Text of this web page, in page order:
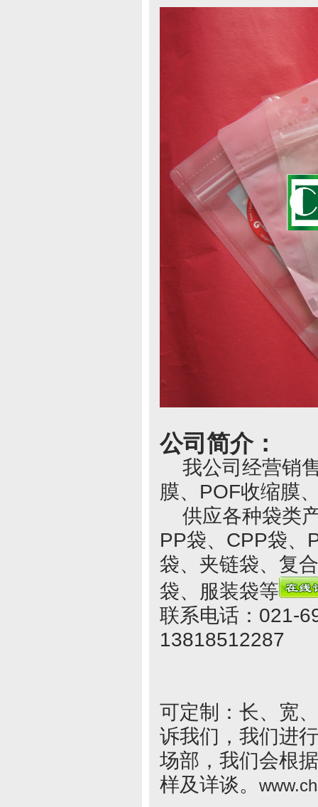
公司简介：
我公司经营销
膜、POF收缩膜
供应各种袋类
PP袋、CPP袋、
袋、夹链袋、复
袋、服装袋等
联系电话：021-
13818512287
可定制：长、宽
诉我们，我们进
场部，我们会根
样及详谈。